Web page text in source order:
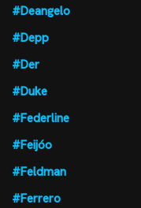
#Deangelo
#Depp
#Der
#Duke
#Federline
#Feijóo
#Feldman
#Ferrero